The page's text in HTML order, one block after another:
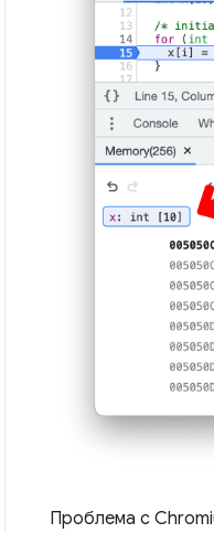
Проблема с